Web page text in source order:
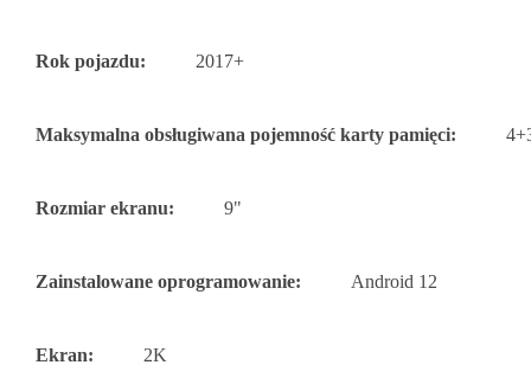
Rok pojazdu: 2017+
Maksymalna obsługiwana pojemność karty pamięci:
Rozmiar ekranu: 9"
Zainstalowane oprogramowanie: Android 12
Ekran: 2K